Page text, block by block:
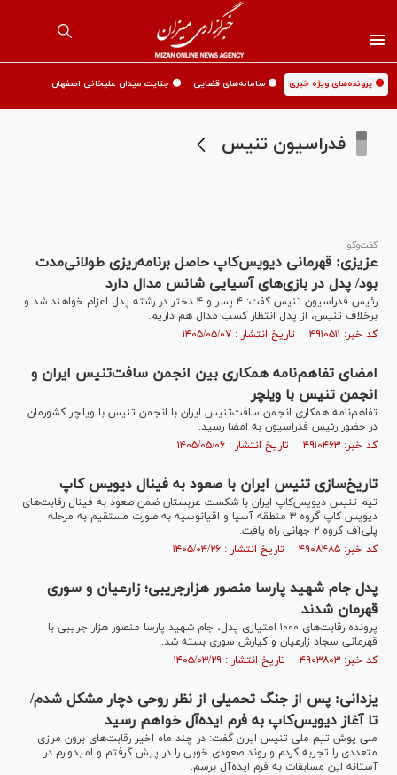
🟡 پرونده‌های ویژه خبری 🟡 سامانه‌های قضایی 🟡 جنایت میدان علیخانی اصفهان
فدراسیون تنیس
گفت‌و‌گو|
عزیزی: قهرمانی دیویس‌کاپ حاصل برنامه‌ریزی طولانی‌مدت
بود/ پدل در بازی‌های آسیایی شانس مدال دارد
رئیس فدراسیون تنیس گفت: ۴ پسر و ۴ دختر در رشته پدل اعزام خواهند شد و
برخلاف تنیس، از پدل انتظار کسب مدال هم داریم.
کد خبر: ۴۹۱۰۵۱۱ تاریخ انتشار : ۱۴۰۵/۰۵/۰۷
امضای تفاهم‌نامه همکاری بین انجمن سافت‌تنیس ایران و
انجمن تنیس با ویلچر
تفاهم‌نامه همکاری انجمن سافت‌تنیس ایران با انجمن تنیس با ویلچر کشورمان
در حضور رئیس فدراسیون به امضا رسید.
کد خبر: ۴۹۱۰۴۶۳ تاریخ انتشار : ۱۴۰۵/۰۵/۰۶
تاریخ‌سازی تنیس ایران با صعود به فینال دیویس کاپ
تیم تنیس دیویس‌کاپ ایران با شکست عربستان ضمن صعود به فینال رقابت‌های
دیویس کاپ گروه ۳ منطقه آسیا و اقیانوسیه به صورت مستقیم به مرحله
پلی‌آف گروه ۲ جهانی راه یافت.
کد خبر: ۴۹۰۸۴۸۵ تاریخ انتشار : ۱۴۰۵/۰۴/۲۶
پدل جام شهید پارسا منصور هزارجریبی؛ زارعیان و سوری
قهرمان شدند
پرونده رقابت‌های ۱۰۰۰ امتیازی پدل، جام شهید پارسا منصور هزار جریبی با
قهرمانی سجاد زارعیان و کیارش سوری بسته شد.
کد خبر: ۴۹۰۳۸۰۳ تاریخ انتشار : ۱۴۰۵/۰۳/۲۹
یزدانی: پس از جنگ تحمیلی از نظر روحی دچار مشکل شدم/
تا آغاز دیویس‌کاپ به فرم ایده‌آل خواهم رسید
ملی پوش تیم ملی تنیس ایران گفت: در چند ماه اخیر رقابت‌های برون مرزی
متعددی را تجربه کردم و روند صعودی خوبی را در پیش گرفتم و امیدوارم در
آستانه این مسابقات به فرم ایده‌آل برسم.